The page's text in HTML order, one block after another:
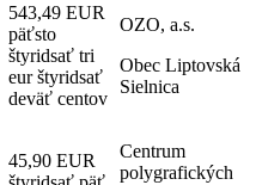
543,49 EUR
päťsto
štyridsať tri
eur štyridsať
deväť centov
OZO, a.s.
Obec Liptovská
Sielnica
45,90 EUR
Centrum
polygrafických